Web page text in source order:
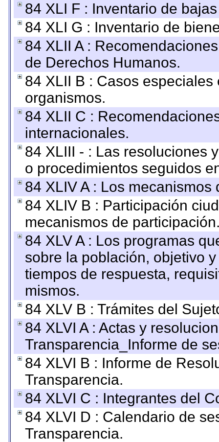
84 XLI F : Inventario de
84 XLI G : Inventario de
84 XLII A :
de Derechos Humanos.
84 XLII B : Casos
organismos.
84 XLII C :
internacionales.
84 XLIII - : Las resoluciones
o procedimientos seguidos
84 XLIV A : Los
84 XLIV B : Participación
mecanismos de
84 XLV A : Los programas
sobre la población, objetivo
tiempos de respuesta,
mismos.
84 XLV B : Trámites del
84 XLVI A : Actas y
Transparencia_Informe de
84 XLVI B : Informe de
Transparencia.
84 XLVI C : Integrantes del
84 XLVI D : Calendario de
Transparencia.